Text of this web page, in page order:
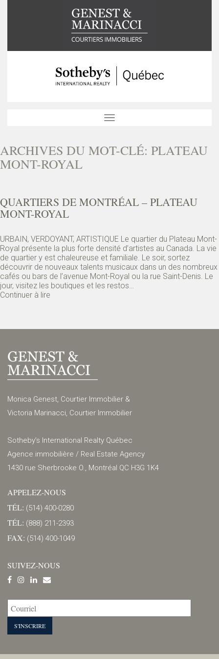
Toggle
ARCHIVES DU MOT-CLÉ: PLATEAU
MONT-ROYAL
QUARTIERS DE MONTRÉAL – PLATEAU
MONT-ROYAL
URBAIN, VERDOYANT, ARTISTIQUE Le quartier du Plateau Mont-
Royal présente la plus forte densité d’artistes au Canada. La vie
de quartier y est chaleureuse et familiale. Le soir, sortez
découvrir de nouveaux talents musicaux dans un des nombreux
cafés ou bars de l’avenue Mont-Royal ou la rue Saint-Denis. Le
jour, visitez les boutiques et les restos…
Continuer à lire
Monica Genest, Courtier Immobilier &
Victoria Marinacci, Courtier Immobilier
Sotheby’s International Realty Québec
Agence immobilière / Real Estate Agency
1430 rue Sherbrooke O., Montréal QC H3G 1K4
APPELEZ-NOUS
TÉL: (514) 400-0280
TÉL: (888) 211-2393
FAX: (514) 400-1049
SUIVEZ-NOUS